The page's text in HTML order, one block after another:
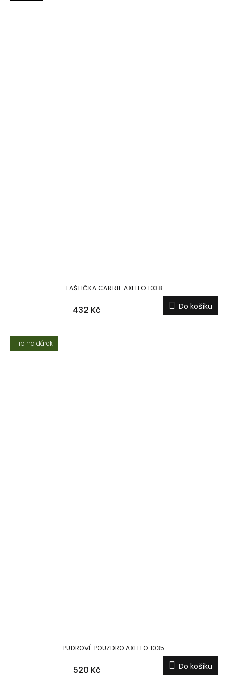
TAŠTIČKA CARRIE AXELLO 1038
432 Kč Do košíku
Tip na dárek
PUDROVÉ POUZDRO AXELLO 1035
520 Kč Do košíku